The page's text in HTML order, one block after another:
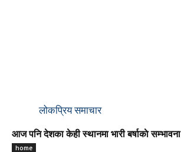
लोकप्रिय समाचार
आज पनि देशका केही स्थानमा भारी बर्षाकाे सम्भावना
home